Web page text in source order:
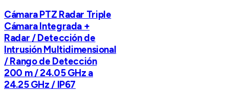
Cámara PTZ Radar Triple
Cámara Integrada +
Radar / Detección de
Intrusión Multidimensional
/ Rango de Detección
200 m / 24.05 GHz a
24.25 GHz / IP67